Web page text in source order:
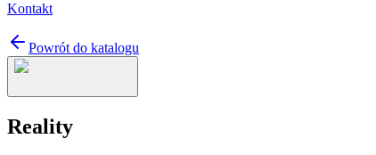
Kontakt
Powrót do katalogu
Reality